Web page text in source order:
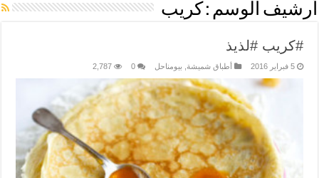
أرشيف الوسم : كريب
#كريب #لذيذ
5 فبراير 2016 أطباق شميشة بيومناحل 0
2,787